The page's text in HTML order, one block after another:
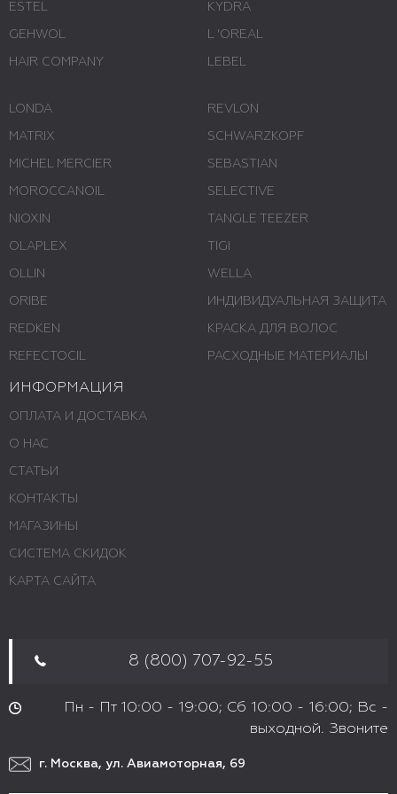
ESTEL
GEHWOL
HAIR COMPANY
KYDRA
L 'ОREAL
LEBEL
LONDA
MATRIX
MICHEL MERCIER
MOROCCANOIL
NIOXIN
OLAPLEX
OLLIN
ORIBE
REDKEN
REFECTOCIL
REVLON
SCHWARZKOPF
SEBASTIAN
SELECTIVE
TANGLE TEEZER
TIGI
WELLA
ИНДИВИДУАЛЬНАЯ ЗАЩИТА
КРАСКА ДЛЯ ВОЛОС
РАСХОДНЫЕ МАТЕРИАЛЫ
ИНФОРМАЦИЯ
ОПЛАТА И ДОСТАВКА
О НАС
СТАТЬИ
КОНТАКТЫ
МАГАЗИНЫ
СИСТЕМА СКИДОК
КАРТА САЙТА
8 (800) 707-92-55
Пн - Пт 10:00 - 19:00; Сб 10:00 - 16:00; Вс -
выходной. Звоните
г. Москва, ул. Авиамоторная, 69